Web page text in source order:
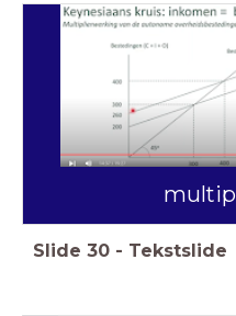
Slide 30 - Tekstslide